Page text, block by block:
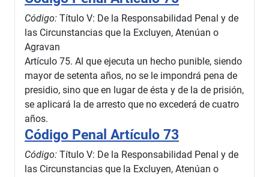
Código: Título V: De la Responsabilidad Penal y de
las Circunstancias que la Excluyen, Atenúan o
Agravan
Artículo 75. Al que ejecuta un hecho punible, siendo
mayor de setenta años, no se le impondrá pena de
presidio, sino que en lugar de ésta y de la de prisión,
se aplicará la de arresto que no excederá de cuatro
años.
Código Penal Artículo 73
Código: Título V: De la Responsabilidad Penal y de
las Circunstancias que la Excluyen, Atenúan o